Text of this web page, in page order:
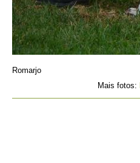
Romarjo
Mais fotos: